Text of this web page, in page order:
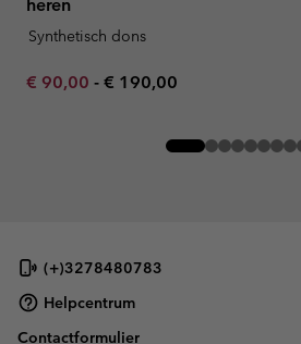
heren
Synthetisch dons
Minimum sale price:
€ 90,00 - Maximum price:
€ 190,00
(+)3278480783
Helpcentrum
Contactformulier